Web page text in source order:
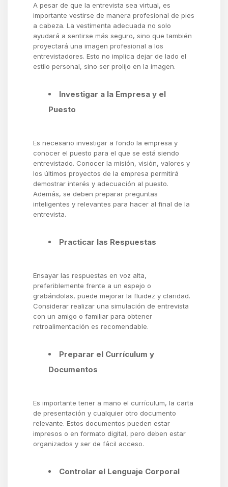
A pesar de que la entrevista sea virtual, es
importante vestirse de manera profesional de pies
a cabeza. La vestimenta adecuada no solo
ayudará a sentirse más seguro, sino que también
proyectará una imagen profesional a los
entrevistadores. Esto no implica dejar de lado el
estilo personal, sino ser prolijo en la imagen.
Investigar a la Empresa y el
Puesto
Es necesario investigar a fondo la empresa y
conocer el puesto para el que se está siendo
entrevistado. Conocer la misión, visión, valores y
los últimos proyectos de la empresa permitirá
demostrar interés y adecuación al puesto.
Además, se deben preparar preguntas
inteligentes y relevantes para hacer al final de la
entrevista.
Practicar las Respuestas
Ensayar las respuestas en voz alta,
preferiblemente frente a un espejo o
grabándolas, puede mejorar la fluidez y claridad.
Considerar realizar una simulación de entrevista
con un amigo o familiar para obtener
retroalimentación es recomendable.
Preparar el Currículum y
Documentos
Es importante tener a mano el currículum, la carta
de presentación y cualquier otro documento
relevante. Estos documentos pueden estar
impresos o en formato digital, pero deben estar
organizados y ser de fácil acceso.
Controlar el Lenguaje Corporal